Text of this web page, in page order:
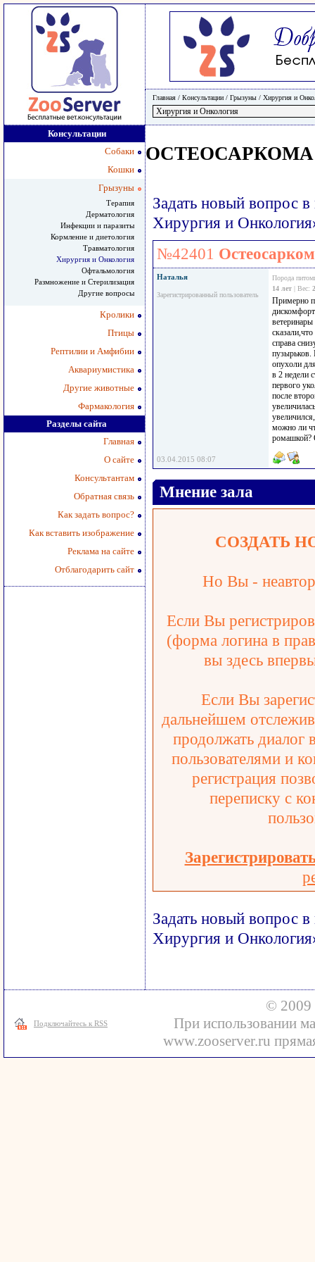
Главная / Консультации / Грызуны / Хирургия и
Консультации
Собаки
Кошки
Грызуны
Терапия
Дерматология
Инфекции и паразиты
Кормление и диетология
Травматология
Хирургия и Онкология
Офтальмология
Размножение и Стерилизация
Другие вопросы
Кролики
Птицы
Рептилии и Амфибии
Аквариумистика
Другие животные
Фармакология
Разделы сайта
Главная
О сайте
Консультантам
Обратная связь
Как задать вопрос?
Как вставить изображение
Реклама на сайте
Отблагодарить сайт
Задать новый вопрос
Хирургия и
№42401
Наталья
Зарегистрированный пользователь
Порода
14 лет | Вес:
Примерно
справа
пузырьков.
опухоли
в 2 недели
первого
после
можно ли
ромашкой?
03.04.2015 08:07
Мнение зала
СОЗДАТЬ
Но Вы -
Если Вы
(форма логина в
вы здесь
Если Вы
дальнейшем
продолжать диалог
пользователями и
регистрация
переписку с
Задать новый вопрос
Хирургия и
Подключайтесь к RSS
© 2009
При использовании
www.zooserver.ru